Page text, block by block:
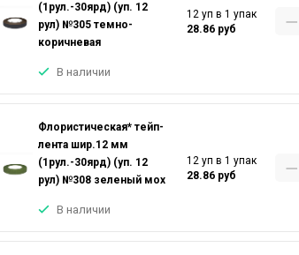
(1рул.-30ярд) (уп. 12
рул) №305 темно-
коричневая
В наличии
12 уп в 1 упак
28.86 руб
Флористическая* тейп-
лента шир.12 мм
(1рул.-30ярд) (уп. 12
рул) №308 зеленый мох
В наличии
12 уп в 1 упак
28.86 руб